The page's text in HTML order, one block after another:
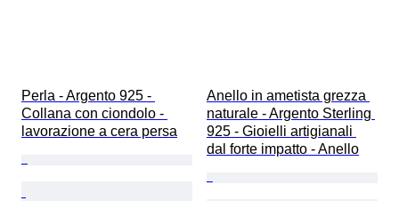
Perla - Argento 925 -
Collana con ciondolo -
lavorazione a cera persa
Anello in ametista grezza
naturale - Argento Sterling
925 - Gioielli artigianali
dal forte impatto - Anello